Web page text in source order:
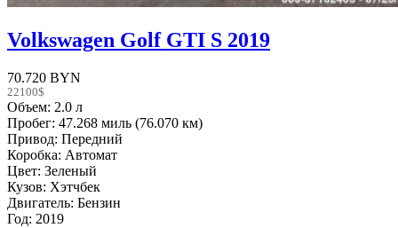
Volkswagen Golf GTI S 2019
70.720 BYN
22100$
Объем: 2.0 л
Пробег: 47.268 миль (76.070 км)
Привод: Передний
Коробка: Автомат
Цвет: Зеленый
Кузов: Хэтчбек
Двигатель: Бензин
Год: 2019